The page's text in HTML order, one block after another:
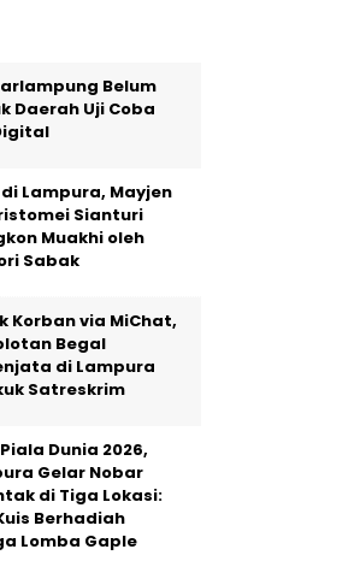
Belum
Daerah Uji Coba
Lampura, Mayjen
Sianturi
Muakhi oleh
Sabak
Korban via MiChat,
Begal
di Lampura
Satreskrim
Dunia 2026,
Gelar Nobar
di Tiga Lokasi:
Berhadiah
Lomba Gaple